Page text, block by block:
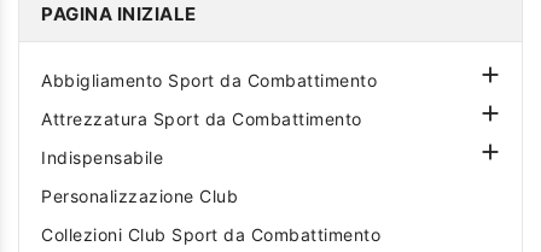
PAGINA INIZIALE
Abbigliamento Sport da Combattimento 
Attrezzatura Sport da Combattimento 
Indispensabile 
Personalizzazione Club
Collezioni Club Sport da Combattimento